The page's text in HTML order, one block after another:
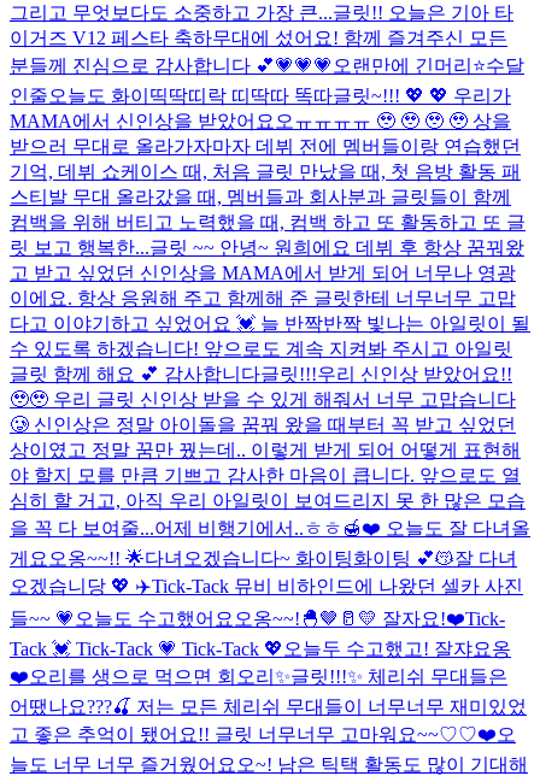
그리고 무엇보다도 소중하고 가장 큰...글릿!! 오늘은 기아 타
이거즈 V12 페스타 축하무대에 섰어요! 함께 즐겨주신 모든
분들께 진심으로 감사합니다 💕💗💗💗 오랜만에 긴머리⭐수달
인줄오늘도 화이띡딱띠락 띠딱따 똑따글릿~!!! 💖 💖 우리가
MAMA에서 신인상을 받았어요오ㅠㅠㅠㅠ 🥹 🥹 🥹 🥹 상을
받으러 무대로 올라가자마자 데뷔 전에 멤버들이랑 연습했던
기억, 데뷔 쇼케이스 때, 처음 글릿 만났을 때, 첫 음방 활동 패
스티발 무대 올라갔을 때, 멤버들과 회사분과 글릿들이 함께
컴백을 위해 버티고 노력했을 때, 컴백 하고 또 활동하고 또 글
릿 보고 행복한...글릿 ~~ 안녕~ 원희에요 데뷔 후 항상 꿈꿔왔
고 받고 싶었던 신인상을 MAMA에서 받게 되어 너무나 영광
이에요. 항상 응원해 주고 함께해 준 글릿한테 너무너무 고맙
다고 이야기하고 싶었어요 💓 늘 반짝반짝 빛나는 아일릿이 될
수 있도록 하겠습니다! 앞으로도 계속 지켜봐 주시고 아일릿
글릿 함께 해요 💕 감사합니다글릿!!!우리 신인상 받았어요!!
🥹🥹 우리 글릿 신인상 받을 수 있게 해줘서 너무 고맙습니다
🥲 신인상은 정말 아이돌을 꿈꿔 왔을 때부터 꼭 받고 싶었던
상이였고 정말 꿈만 꿨는데.. 이렇게 받게 되어 어떻게 표현해
야 할지 모를 만큼 기쁘고 감사한 마음이 큽니다. 앞으로도 열
심히 할 거고, 아직 우리 아일릿이 보여드리지 못 한 많은 모습
을 꼭 다 보여줄...어제 비행기에서..ㅎㅎ🍯❤️ 오늘도 잘 다녀올
게요오옹~~!! 🌟다녀오겠습니다~ 화이팅화이팅 💕😽잘 다녀
오겠습니당 💖 ✈️Tick-Tack 뮤비 비하인드에 나왔던 셀카 사진
들~~ 💗 오늘도 수고했어요오옹~~!🐣🤎🥛💛 잘자요!❤️Tick-
Tack 💓 Tick-Tack 💗 Tick-Tack 💖 오늘두 수고했고! 잘쟈요옹
❤️오리를 생으로 먹으면 회오리 ✨글릿!!!✨ 체리쉬 무대들은
어땠나요???🍒 저는 모든 체리쉬 무대들이 너무너무 재미있었
고 좋은 추억이 됐어요!! 글릿 너무너무 고마워요~~♡♡❤️오
늘도 너무 너무 즐거웠어요오~! 남은 틱택 활동도 많이 기대해